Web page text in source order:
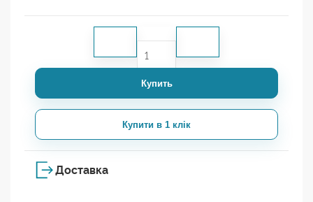
Купить
Купити в 1 клік
Доставка